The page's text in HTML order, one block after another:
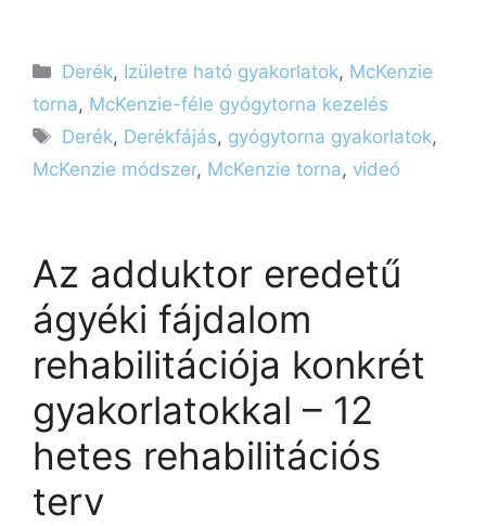
Kategória
Derék, Izületre ható gyakorlatok, McKenzie
torna, McKenzie-féle gyógytorna kezelés
Címkék
Derék, Derékfájás, gyógytorna gyakorlatok,
McKenzie módszer, McKenzie torna, videó
Az adduktor eredetű
ágyéki fájdalom
rehabilitációja konkrét
gyakorlatokkal – 12
hetes rehabilitációs
terv